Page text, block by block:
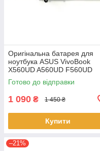
Оригінальна батарея для
ноутбука ASUS VivoBook
X560UD A560UD F560UD
K560UD R562UD - A31N1730
Готово до відправки
1 090 ₴ 1 450 ₴
Купити
–21%